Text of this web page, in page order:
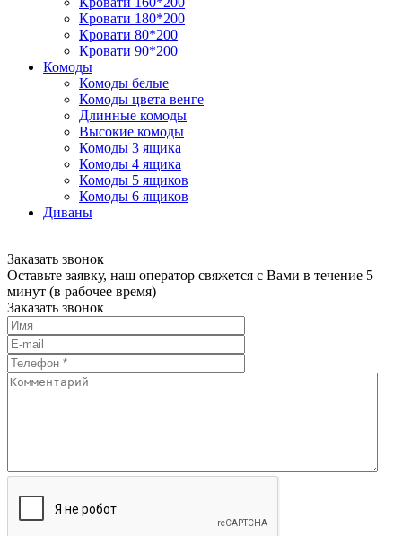
Кровати 180*200
Кровати 80*200
Кровати 90*200
Комоды
Комоды белые
Комоды цвета венге
Длинные комоды
Высокие комоды
Комоды 3 ящика
Комоды 4 ящика
Комоды 5 ящиков
Комоды 6 ящиков
Диваны
Заказать звонок
Оставьте заявку, наш оператор свяжется с Вами в течение 5
минут (в рабочее время)
Заказать звонок